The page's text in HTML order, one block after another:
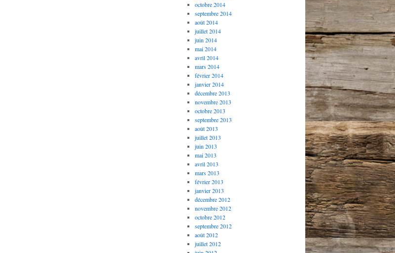
octobre 2014
septembre 2014
août 2014
juillet 2014
juin 2014
mai 2014
avril 2014
mars 2014
février 2014
janvier 2014
décembre 2013
novembre 2013
octobre 2013
septembre 2013
août 2013
juillet 2013
juin 2013
mai 2013
avril 2013
mars 2013
février 2013
janvier 2013
décembre 2012
novembre 2012
octobre 2012
septembre 2012
août 2012
juillet 2012